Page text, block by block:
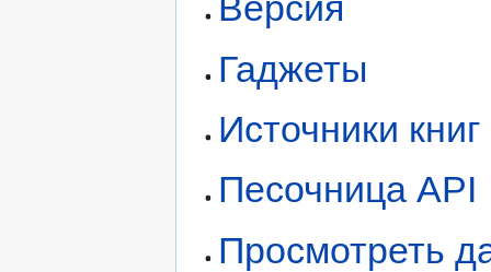
Гаджеты
Источники книг
Песочница API
Просмотреть